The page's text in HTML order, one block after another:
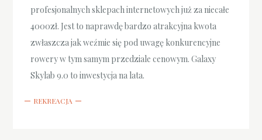
profesjonalnych sklepach internetowych już za niecałe
4000zł. Jest to naprawdę bardzo atrakcyjna kwota
zwłaszcza jak weźmie się pod uwagę konkurencyjne
rowery w tym samym przedziale cenowym. Galaxy
Skylab 9.0 to inwestycja na lata.
REKREACJA